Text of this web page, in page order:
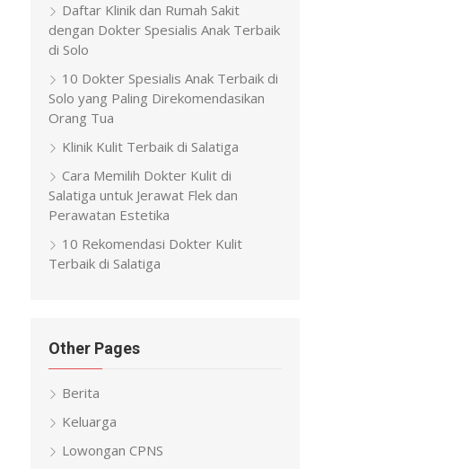
Daftar Klinik dan Rumah Sakit
dengan Dokter Spesialis Anak Terbaik
di Solo
10 Dokter Spesialis Anak Terbaik di
Solo yang Paling Direkomendasikan
Orang Tua
Klinik Kulit Terbaik di Salatiga
Cara Memilih Dokter Kulit di
Salatiga untuk Jerawat Flek dan
Perawatan Estetika
10 Rekomendasi Dokter Kulit
Terbaik di Salatiga
Other Pages
Berita
Keluarga
Lowongan CPNS